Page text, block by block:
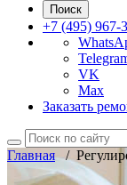
Поиск
+7 (495) 967-
VK
Max
Заказать
Главная/